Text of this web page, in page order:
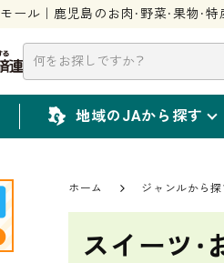
ル｜鹿児島のお肉・野菜・果物・特
地域のJAから探す
ホーム ジャンルから探
スイーツ・